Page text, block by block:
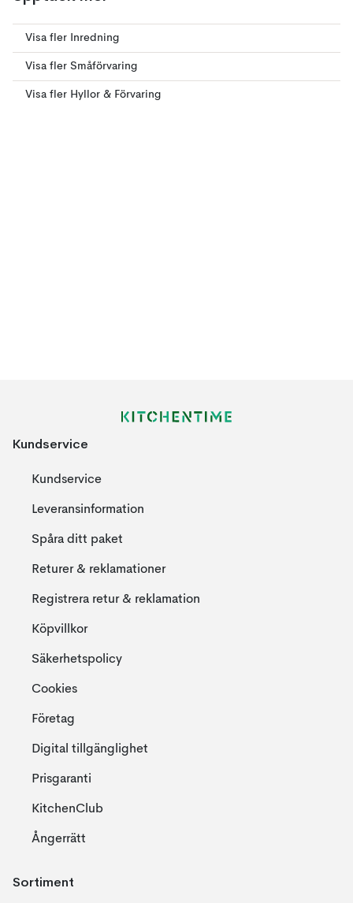
Visa fler Inredning
Visa fler Småförvaring
Visa fler Hyllor & Förvaring
Kundservice
Kundservice
Leveransinformation
Spåra ditt paket
Returer & reklamationer
Registrera retur & reklamation
Köpvillkor
Säkerhetspolicy
Cookies
Företag
Digital tillgänglighet
Prisgaranti
KitchenClub
Ångerrätt
Sortiment